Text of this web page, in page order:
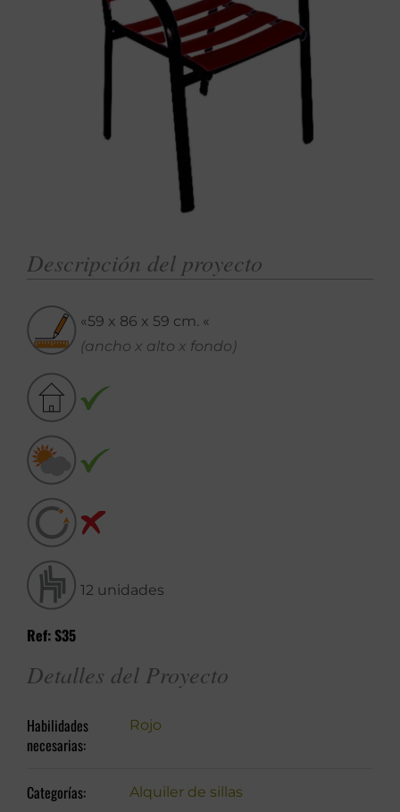
Descripción del proyecto
«59 x 86 x 59 cm. «
(ancho x alto x fondo)
12 unidades
Ref: S35
Detalles del Proyecto
Habilidades
necesarias:
Rojo
Categorías: Alquiler de sillas